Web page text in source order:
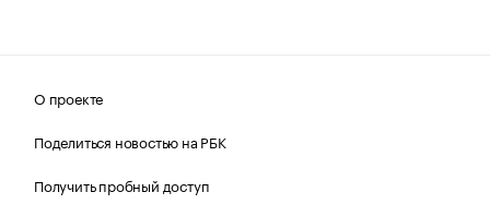
О проекте
Поделиться новостью на РБК
Получить пробный доступ